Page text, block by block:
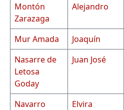
Montón
Zarazaga
Alejandro
Mur Amada Joaquín
Nasarre de
Letosa
Goday
Juan José
Navarro
Elvira